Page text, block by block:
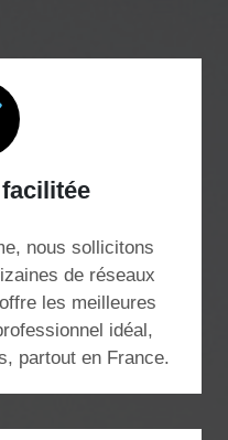
nous sollicitons
de réseaux
les meilleures
idéal,
partout en France.